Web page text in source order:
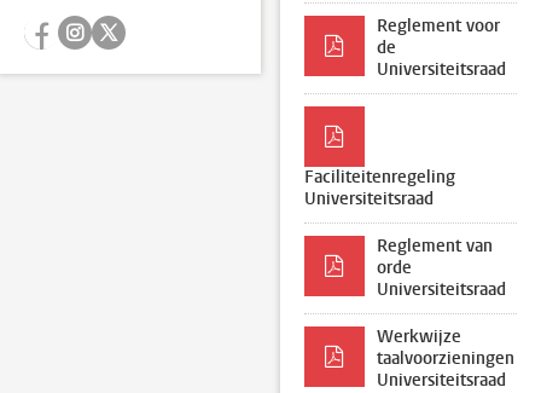
Volg ons op facebook
Volg ons op instagram
Volg ons op twitter
Reglement voor
de
Universiteitsraad
Faciliteitenregeling
Universiteitsraad
Reglement van
orde
Universiteitsraad
Werkwijze
taalvoorzieningen
Universiteitsraad